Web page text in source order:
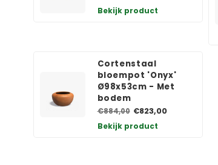
Bekijk product
Cortenstaal
bloempot 'Onyx'
Ø98x53cm - Met
bodem
€884,00 €823,00
Bekijk product